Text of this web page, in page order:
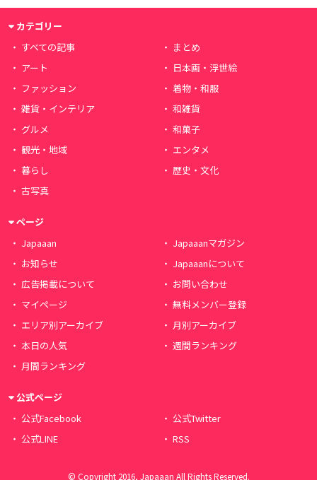
カテゴリー
すべての記事
まとめ
アート
日本画・浮世絵
ファッション
着物・和服
雑貨・インテリア
和雑貨
グルメ
和菓子
観光・地域
エンタメ
暮らし
歴史・文化
古写真
ページ
Japaaan
Japaaanマガジン
お知らせ
Japaaanについて
広告掲載について
お問い合わせ
マイページ
無料メンバー登録
エリア別アーカイブ
月別アーカイブ
本日の人気
週間ランキング
月間ランキング
公式ページ
公式Facebook
公式Twitter
公式LINE
RSS
© Copyright 2016, Japaaan All Rights Reserved.